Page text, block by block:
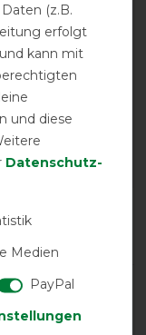
(z.B.
erfolgt
kann mit
und diese
Daten­schutz­
Medien
PayPal